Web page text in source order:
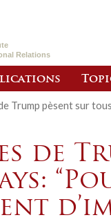
Relations
Trump pèsent sur
de